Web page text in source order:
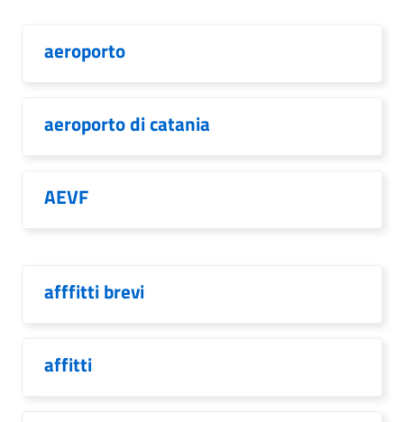
aeroporto
aeroporto di catania
AEVF
afffitti brevi
affitti